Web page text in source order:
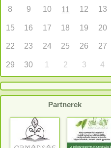
8 9 10 11 12 13
15 16 17 18 19 20
22 23 24 25 26 27
29 30 1 2 3 4
Partnerek